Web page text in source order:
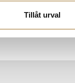
Tillåt urval
talets två